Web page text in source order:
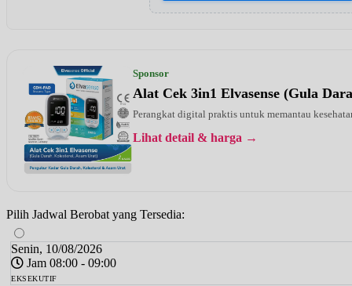
Sponsor
Alat Cek 3in1 Elvasense (Gula
Perangkat digital praktis untuk memantau
Lihat detail & harga →
Pilih Jadwal Berobat yang Tersedia:
Senin, 10/08/2026
Jam 08:00 - 09:00
EKSEKUTIF